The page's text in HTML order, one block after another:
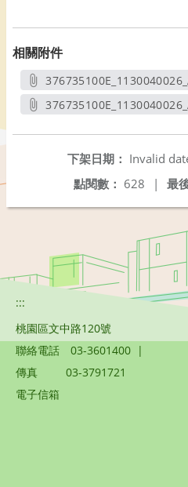
相關附件
另開新
下架日期： Invalid
最
點閱數： 628 |
:::
桃園區文中路120號
聯絡電話
03-3601400 |
傳真
03-3791721
電子信箱